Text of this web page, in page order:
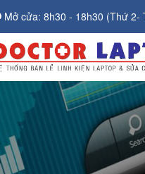
Mở cửa: 8h30 - 18h30 (Thứ 2-